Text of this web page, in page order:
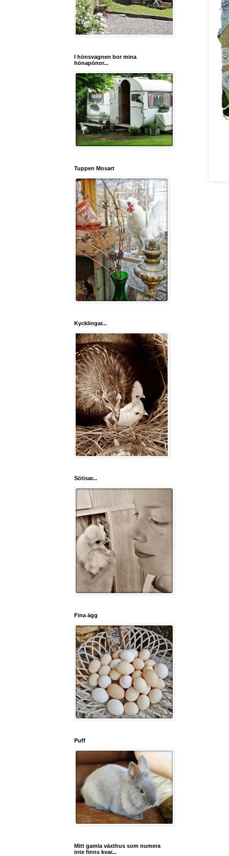
I hönsvagnen bor mina
hönapönor...
Tuppen Mosart
Kycklingar...
Sötisar...
Fina ägg
Puff
Mitt gamla växthus som numera
inte finns kvar...